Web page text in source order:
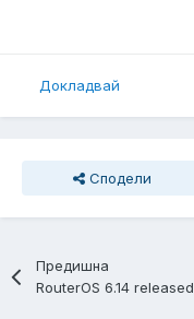
Докладвай
Сподели
Предишна
RouterOS 6.14 released